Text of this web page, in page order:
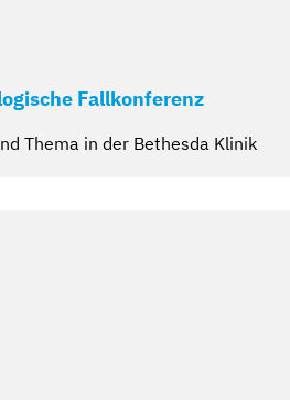
Fallkonferenz
Thema in der Bethesda Klinik